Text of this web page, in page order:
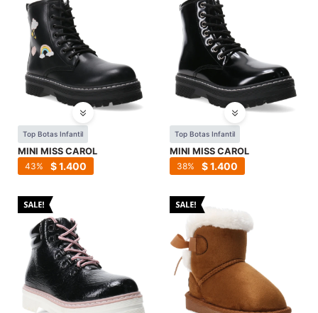
Top Botas Infantil
MINI MISS CAROL
$1.400
43
Top Botas Infantil
MINI MISS CAROL
$1.400
38